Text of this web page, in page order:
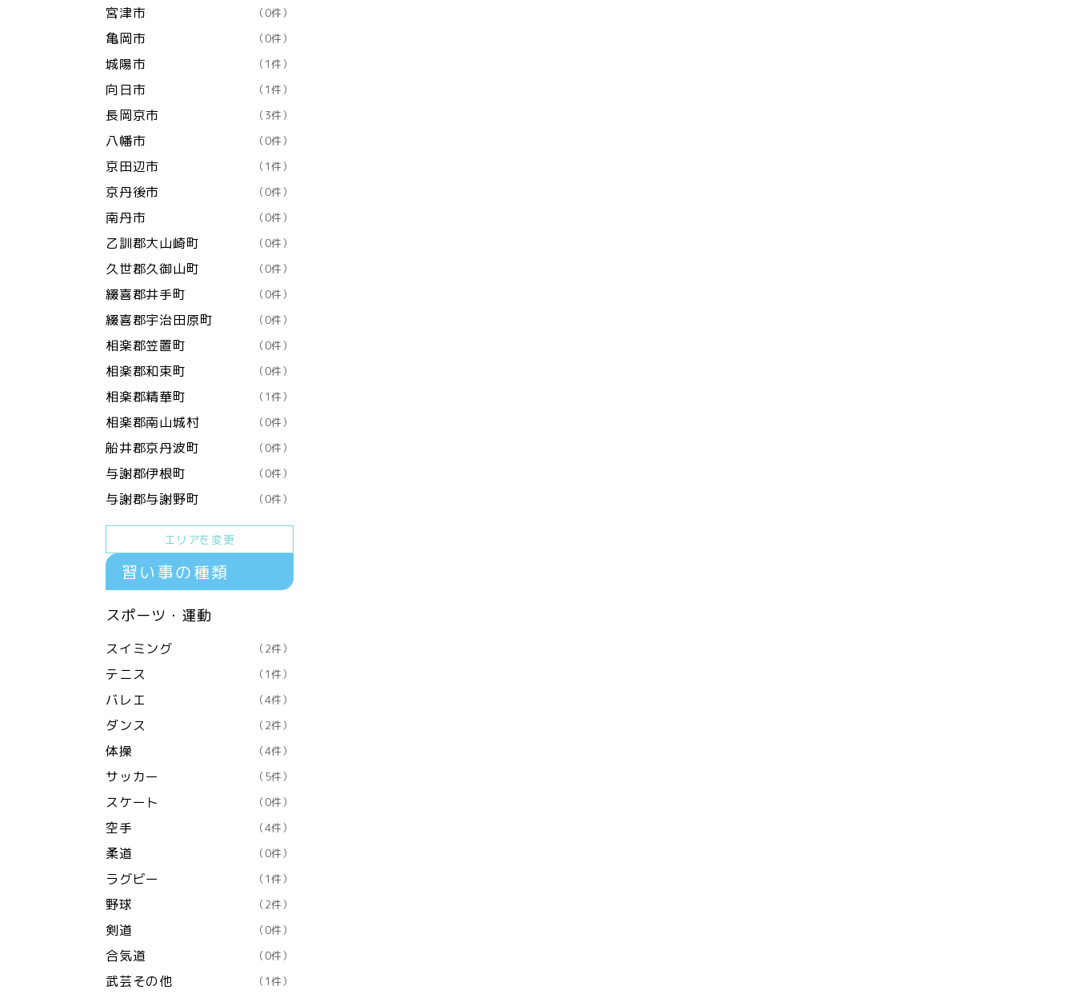
宮津市 （0件）
亀岡市 （0件）
城陽市 （1件）
向日市 （1件）
長岡京市 （3件）
八幡市 （0件）
京田辺市 （1件）
京丹後市 （0件）
南丹市 （0件）
乙訓郡大山崎町 （0件）
久世郡久御山町 （0件）
綴喜郡井手町 （0件）
綴喜郡宇治田原町 （0件）
相楽郡笠置町 （0件）
相楽郡和束町 （0件）
相楽郡精華町 （1件）
相楽郡南山城村 （0件）
船井郡京丹波町 （0件）
与謝郡伊根町 （0件）
与謝郡与謝野町 （0件）
エリアを変更
習い事の種類
スポーツ・運動
スイミング （2件）
テニス （1件）
バレエ （4件）
ダンス （2件）
体操 （4件）
サッカー （5件）
スケート （0件）
空手 （4件）
柔道 （0件）
ラグビー （1件）
野球 （2件）
剣道 （0件）
合気道 （0件）
武芸その他 （1件）